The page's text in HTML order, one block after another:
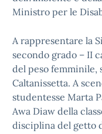
Ministro per le
A rappresentare la
secondo grado – II
del peso femminile,
Caltanissetta. A
studentesse Marta
Awa Diaw della
disciplina del getto